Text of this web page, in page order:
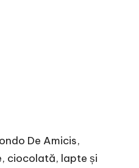
De Amicis,
ciocolată, lapte și